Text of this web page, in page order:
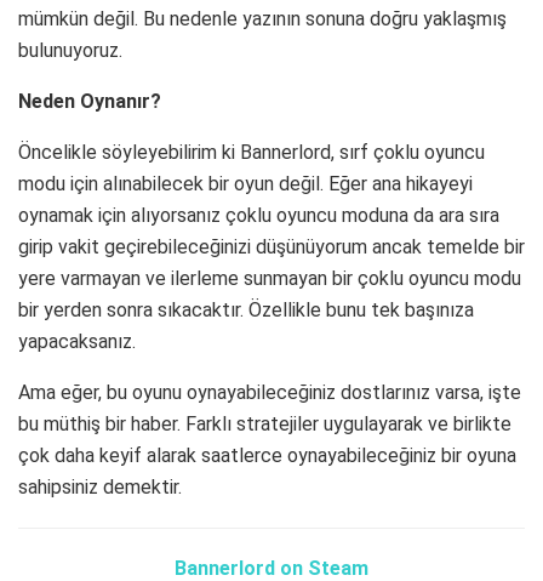
mümkün değil. Bu nedenle yazının sonuna doğru yaklaşmış
bulunuyoruz.
Neden Oynanır?
Öncelikle söyleyebilirim ki Bannerlord, sırf çoklu oyuncu
modu için alınabilecek bir oyun değil. Eğer ana hikayeyi
oynamak için alıyorsanız çoklu oyuncu moduna da ara sıra
girip vakit geçirebileceğinizi düşünüyorum ancak temelde bir
yere varmayan ve ilerleme sunmayan bir çoklu oyuncu modu
bir yerden sonra sıkacaktır. Özellikle bunu tek başınıza
yapacaksanız.
Ama eğer, bu oyunu oynayabileceğiniz dostlarınız varsa, işte
bu müthiş bir haber. Farklı stratejiler uygulayarak ve birlikte
çok daha keyif alarak saatlerce oynayabileceğiniz bir oyuna
sahipsiniz demektir.
Bannerlord on Steam